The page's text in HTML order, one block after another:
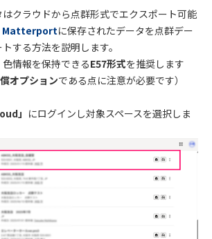
クラウドから点群形式でエクスポート可能
Matterportに保存されたデータを点群デー
する方法を説明します。
情報を保持できるE57形式を推奨します
オプションである点に注意が必要です）
」 にログインし対象スペースを選択しま